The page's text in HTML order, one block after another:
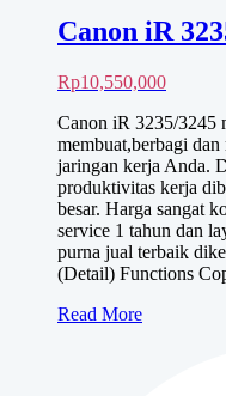
Canon iR
Rp10,550,000
Canon iR 3235/3245
membuat,berbagi
jaringan kerja Anda.
produktivitas kerja
besar. Harga sangat
service 1 tahun dan
purna jual terbaik
(Detail) Functions
Canon
Read More